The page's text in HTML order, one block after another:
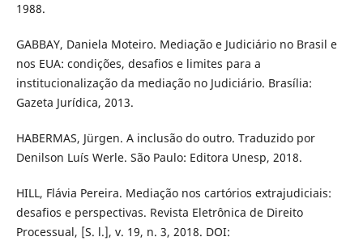
1988.
GABBAY, Daniela Moteiro. Mediação e Judiciário no Brasil e
nos EUA: condições, desafios e limites para a
institucionalização da mediação no Judiciário. Brasília:
Gazeta Jurídica, 2013.
HABERMAS, Jürgen. A inclusão do outro. Traduzido por
Denilson Luís Werle. São Paulo: Editora Unesp, 2018.
HILL, Flávia Pereira. Mediação nos cartórios extrajudiciais:
desafios e perspectivas. Revista Eletrônica de Direito
Processual, [S. l.], v. 19, n. 3, 2018. DOI: